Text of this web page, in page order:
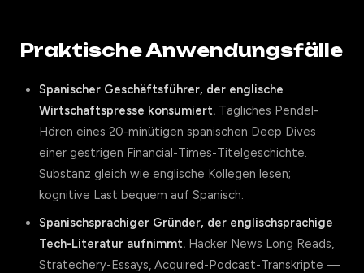
Praktische Anwendungsfälle
Spanischer Geschäftsführer, der englische
Wirtschaftspresse konsumiert. Tägliches Pendel-
Hören eines 20-minütigen spanischen Deep Dives
einer gestrigen Financial-Times-Titelgeschichte.
Substanz gleich wie englische Kollegen lesen;
kognitive Last bequem auf Spanisch.
Spanischsprachiger Gründer, der englischsprachige
Tech-Literatur aufnimmt. Hacker News Long Reads,
Stratechery-Essays, Acquired-Podcast-Transkripte —